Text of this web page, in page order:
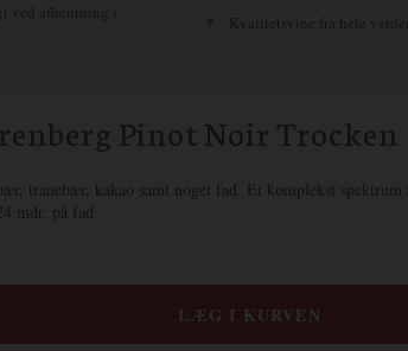
ved afhentning i
Kvalitetsvine fra hele verden
Pinot Noir Trocken
tranebær, kakao samt noget fad. Et komplekst spektrum
mdr. på fad